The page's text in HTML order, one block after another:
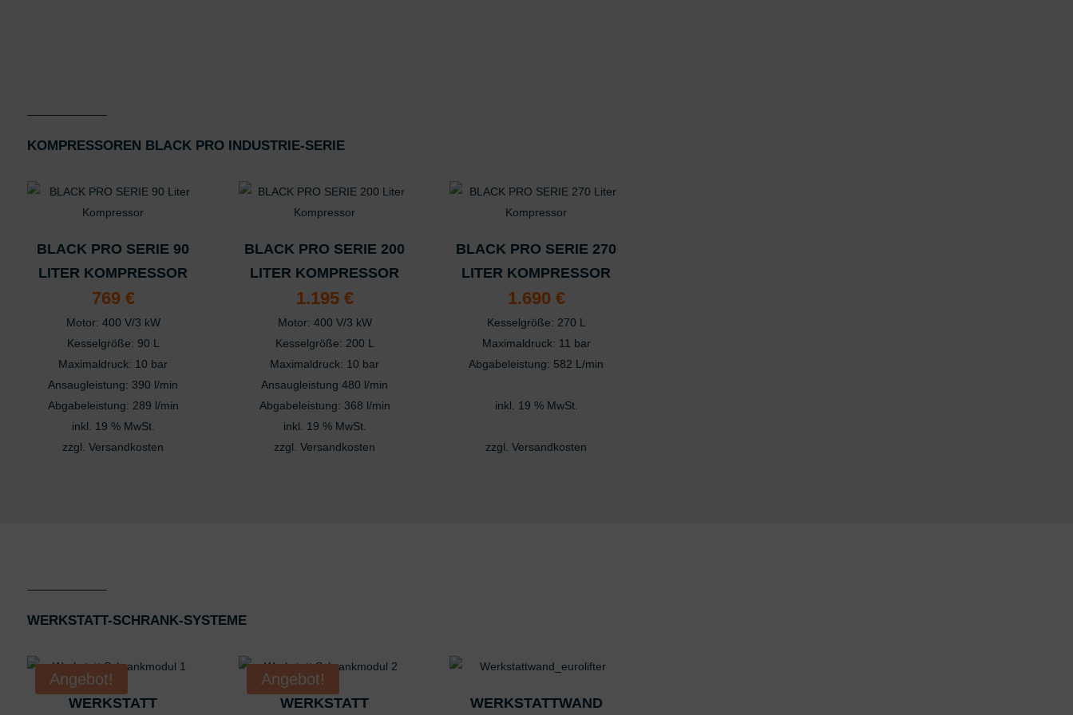
KOMPRES­SOREN BLACK PRO INDUSTRIE-SERIE
BLACK PRO SERIE 90
LITER KOMPRESSOR
769 €
Motor: 400 V/3 kW
Kesselgröße: 90 L
Maximaldruck: 10 bar
Ansaugleistung: 390 l/min
Abgabeleistung: 289 l/min
inkl. 19 % MwSt.
zzgl.Versandkosten
BLACK PRO SERIE 200
LITER KOMPRESSOR
1.195 €
Motor: 400 V/3 kW
Kesselgröße: 200 L
Maximaldruck: 10 bar
Ansaugleistung 480 l/min
Abgabeleistung: 368 l/min
inkl. 19 % MwSt.
zzgl.Versandkosten
BLACK PRO SERIE 270
LITER KOMPRESSOR
1.690 €
Kesselgröße: 270 L
Maximaldruck: 11 bar
Abgabeleistung: 582 L/min
inkl. 19 % MwSt.
zzgl.Versandkosten
WERKSTATT-SCHRANK-SYSTEME
Angebot!
WERKSTATT
Angebot!
WERKSTATT WERKSTATTWAND
Dieses
weist